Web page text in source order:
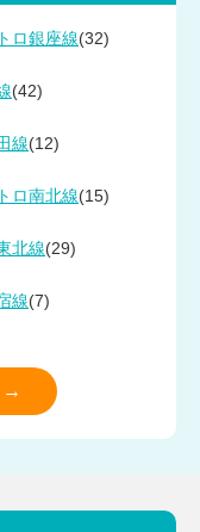
ロ銀座線(32)
(42)
線(12)
ロ南北線(15)
北線(29)
線(7)
→